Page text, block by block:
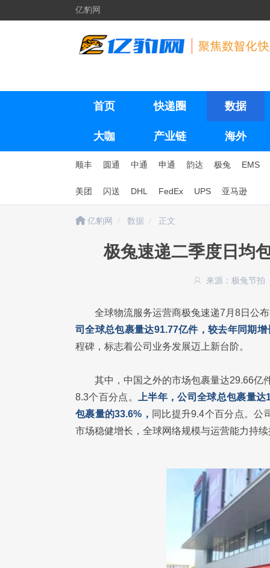
亿豹网
首页 快递圈 数据
大咖 产业链 海外
顺丰 圆通 中通 申通 韵达 极兔 EMS
美团 闪送 DHL FedEx UPS 亚马逊
亿豹网 数据 正文
极兔速递二季度日均
来源：极兔节拍
全球物流服务运营商极兔速递7月8日公
司全球总包裹量达91.77亿件，较去年同期增
程碑，标志着公司业务发展迈上新台阶。
其中，中国之外的市场包裹量达29.66亿
8.3个百分点。
上半年，公司全球总包裹量
包裹量的33.6%， 同比提升9.4个百分点。公
市场稳健增长，全球网络规模与运营能力持